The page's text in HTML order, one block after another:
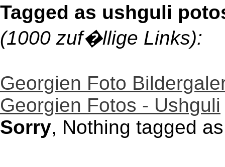
Tagged as ushguli
(1000 zuf�llige Links):
Georgien Foto
Georgien Fotos - Ushguli
Sorry, Nothing tagged